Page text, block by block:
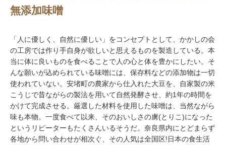
無添加味噌
「人に優しく、自然に優しい」をコンセプトとして、かかしの会
の工房では作り手自身が欲しいと思えるものを製造している。本
当に体に良いものを食べることで人の心と体を豊かにしたい。そ
んな願いが込められている味噌には、保存料などの添加物は一切
使われていない。安堵町の農家から仕入れた大豆を、自家製の米
こうじで昔ながらの製法を用いて自然発酵させ、約1年の時間を
かけて完成させる。厳選した材料を使用した味噌は、当然ながら
味も本物。一度食べて以来、そのおいしさの虜(とりこ)になった
というリピーターもたくさんいるそうだ。奈良県内にとどまらず
各地から問い合わせが相次ぐ、その人気は全国区!日本の食生活